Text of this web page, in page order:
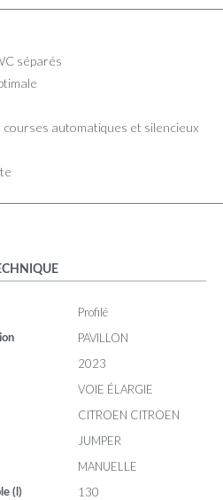
séparés
courses automatiques et silencieux
Profilé
PAVILLON
2023
VOIE ÉLARGIE
CITROEN CITROEN
JUMPER
MANUELLE
(l) 130